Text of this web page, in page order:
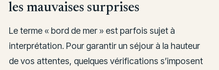
les mauvaises surprises
Le terme « bord de mer » est parfois sujet à
interprétation. Pour garantir un séjour à la hauteur
de vos attentes, quelques vérifications s’imposent